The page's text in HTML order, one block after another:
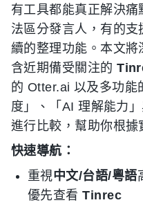
有工具都能真正解決
法區分發言人，有的
續的整理功能。本文
含近期備受關注的
的 Otter.ai 以及多功
度」、「AI 理解能力
進行比較，幫助你根據
快速導航：
重視中文/台語/粵語
優先查看Tinrec